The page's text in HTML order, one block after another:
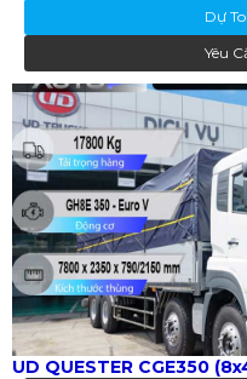
Dự
Yêu
UD QUESTER CGE350